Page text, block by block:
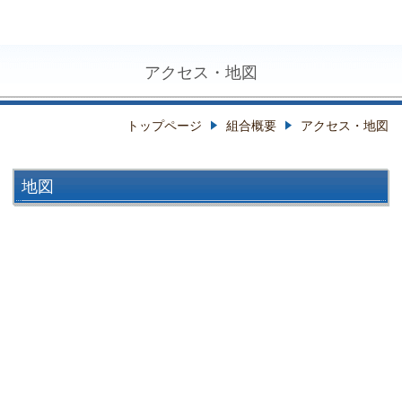
アクセス・地図
トップページ 組合概要 アクセス・地図
地図